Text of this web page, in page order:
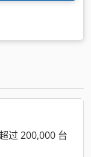
过 200,000 台